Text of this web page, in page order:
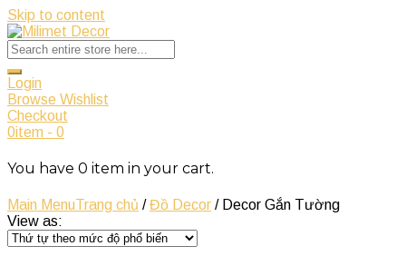
Skip to content
Login
Browse Wishlist
Checkout
0item - 0
You have 0 item in your cart.
Main MenuTrang chủ /Đồ Decor / Decor Gắn Tường
View as: